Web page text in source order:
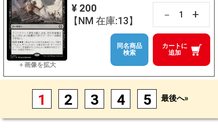
¥ 200
【NM 在庫:13】
－ +
カートに
追加
同名商品
検索
1 2 3 4 5 最後へ»